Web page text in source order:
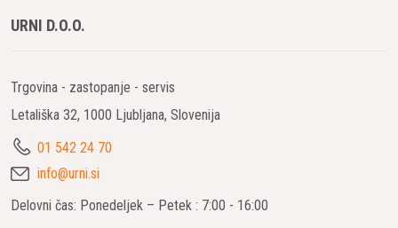
URNI D.O.O.
Trgovina - zastopanje - servis
Letališka 32, 1000 Ljubljana, Slovenija
01 542 24 70
info@urni.si
Delovni čas: Ponedeljek – Petek : 7:00 - 16:00